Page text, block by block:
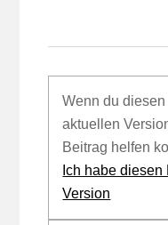
Wenn du
aktuellen
Beitrag helfen
Ich habe
Version